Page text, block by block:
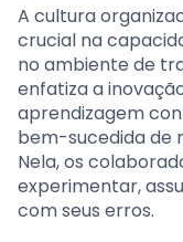
A cultura
crucial na
no ambiente de
enfatiza a
aprendizagem
bem-sucedida de
Nela, os
experimentar,
com seus erros.